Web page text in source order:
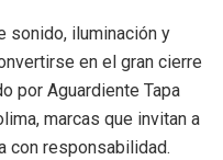
sonido, iluminación y
en el gran cierre
por Aguardiente Tapa
marcas que invitan a
con responsabilidad.